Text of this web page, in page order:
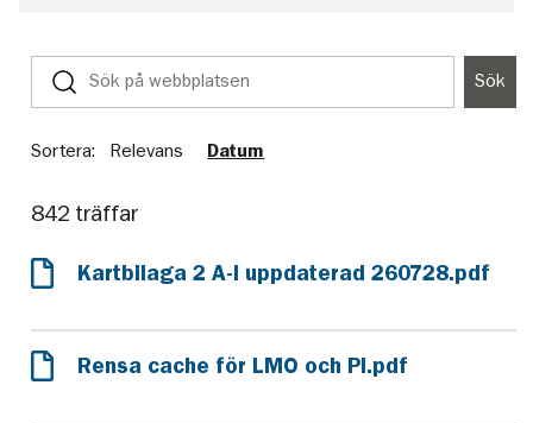
Sök
Sök
Sortera: Relevans Datum
842 träffar
Kartbilaga 2 A-I uppdaterad 260728.pdf
Rensa cache för LMO och PI.pdf